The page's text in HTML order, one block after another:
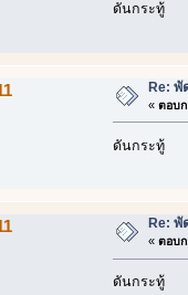
ดันกระทู้
Re: พั
« ตอบก
ดันกระทู้
Re:
« ตอบก
ดันกระทู้